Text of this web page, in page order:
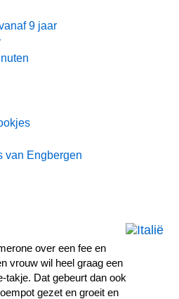
9 jaar
van Engbergen
over een fee en
vrouw wil heel graag een
takje. Dat gebeurt dan ook
gezet en groeit en